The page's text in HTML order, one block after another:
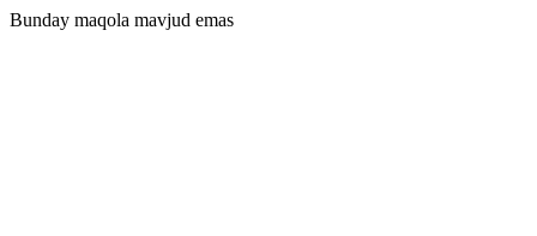
Bunday maqola mavjud emas